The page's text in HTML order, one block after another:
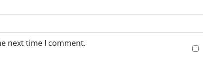
next time I comment.